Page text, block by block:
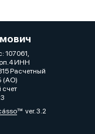
107061,
ИНН
Расчетный
(АО)
ver. 3.2